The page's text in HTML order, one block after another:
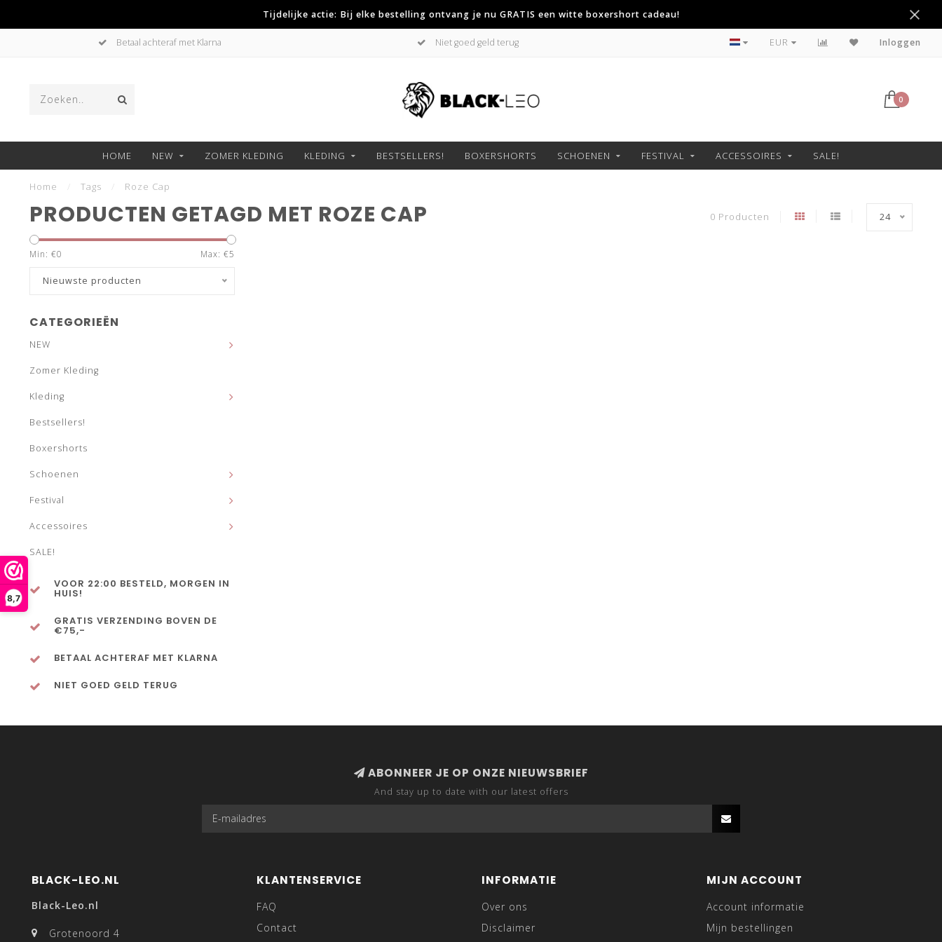
8,7
Tijdelijke actie: Bij elke bestelling ontvang je nu GRATIS een witte boxershort cadeau!
Betaal achteraf met Klarna Niet goed geld terug Voor 22:00 besteld, morgen in huis!
EUR Inloggen
0
HOME NEW ZOMER KLEDING KLEDING BESTSELLERS! BOXERSHORTS SCHOENEN FESTIVAL ACCESSOIRES SALE!
Home Tags Roze Cap
PRODUCTEN GETAGD MET ROZE CAP 0 Producten 24
Min: €0 Max: €5
Nieuwste producten
CATEGORIEËN
NEW
Zomer Kleding
Kleding
Bestsellers!
Boxershorts
Schoenen
Festival
Accessoires
SALE!
VOOR 22:00 BESTELD, MORGEN IN
HUIS!
GRATIS VERZENDING BOVEN DE
€75,-
BETAAL ACHTERAF MET KLARNA
NIET GOED GELD TERUG
ABONNEER JE OP ONZE NIEUWSBRIEF
And stay up to date with our latest offers
BLACK-LEO.NL
Black-Leo.nl
Grotenoord 4
KLANTENSERVICE
FAQ
Contact
INFORMATIE
Over ons
Disclaimer
MIJN ACCOUNT
Account informatie
Mijn bestellingen